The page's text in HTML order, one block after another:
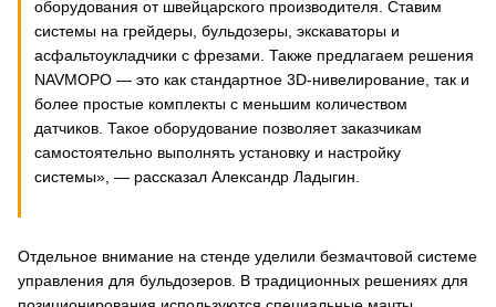
оборудования от швейцарского производителя. Ставим
системы на грейдеры, бульдозеры, экскаваторы и
асфальтоукладчики с фрезами. Также предлагаем решения
NAVMOPO — это как стандартное 3D-нивелирование, так и
более простые комплекты с меньшим количеством
датчиков. Такое оборудование позволяет заказчикам
самостоятельно выполнять установку и настройку
системы», — рассказал Александр Ладыгин.
Отдельное внимание на стенде уделили безмачтовой системе
управления для бульдозеров. В традиционных решениях для